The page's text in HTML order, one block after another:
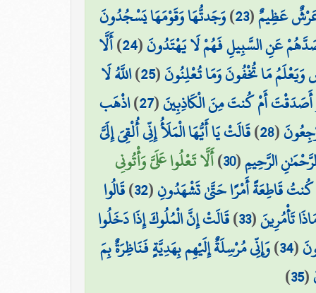
عَرْشٌ عَظِيمٌ(
23
)وَجَدتُّهَا وَقَوْمَهَا يَسْجُدُونَ
عَنِ السَّبِيلِ فَهُمْ لَا يَهْتَدُونَ(
24
)أَلَّا
مَا تُخْفُونَ وَمَا تُعْلِنُونَ(
25
)اللَّهُ لَا
أَمْ كُنتَ مِنَ الْكَاذِبِينَ(
27
)اذْهَب
(
28
)قَالَتْ يَا أَيُّهَا الْمَلَأُ إِنِّي أُلْقِيَ إِلَيَّ
الرَّحِيمِ(
30
)أَلَّا تَعْلُوا عَلَيَّ وَأْتُونِي
كُنتُ قَاطِعَةً أَمْرًا حَتَّىٰ تَشْهَدُونِ(
32
)قَالُوا
تَأْمُرِينَ(
33
)قَالَتْ إِنَّ الْمُلُوكَ إِذَا دَخَلُوا
(
34
)وَإِنِّي مُرْسِلَةٌ إِلَيْهِم بِهَدِيَّةٍ فَنَاظِرَةٌ بِمَ
(
35
)